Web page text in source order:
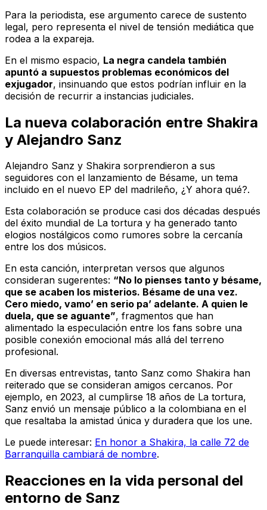
Para la periodista, ese argumento carece de sustento
legal, pero representa el nivel de tensión mediática que
rodea a la expareja.
En el mismo espacio, La negra candela también
apuntó a supuestos problemas económicos del
exjugador, insinuando que estos podrían influir en la
decisión de recurrir a instancias judiciales.
La nueva colaboración entre Shakira
y Alejandro Sanz
Alejandro Sanz y Shakira sorprendieron a sus
seguidores con el lanzamiento de Bésame, un tema
incluido en el nuevo EP del madrileño, ¿Y ahora qué?.
Esta colaboración se produce casi dos décadas después
del éxito mundial de La tortura y ha generado tanto
elogios nostálgicos como rumores sobre la cercanía
entre los dos músicos.
En esta canción, interpretan versos que algunos
consideran sugerentes: “No lo pienses tanto y bésame,
que se acaben los misterios. Bésame de una vez.
Cero miedo, vamo’ en serio pa’ adelante. A quien le
duela, que se aguante”, fragmentos que han
alimentado la especulación entre los fans sobre una
posible conexión emocional más allá del terreno
profesional.
En diversas entrevistas, tanto Sanz como Shakira han
reiterado que se consideran amigos cercanos. Por
ejemplo, en 2023, al cumplirse 18 años de La tortura,
Sanz envió un mensaje público a la colombiana en el
que resaltaba la amistad única y duradera que los une.
Le puede interesar: En honor a Shakira, la calle 72 de
Barranquilla cambiará de nombre.
Reacciones en la vida personal del
entorno de Sanz